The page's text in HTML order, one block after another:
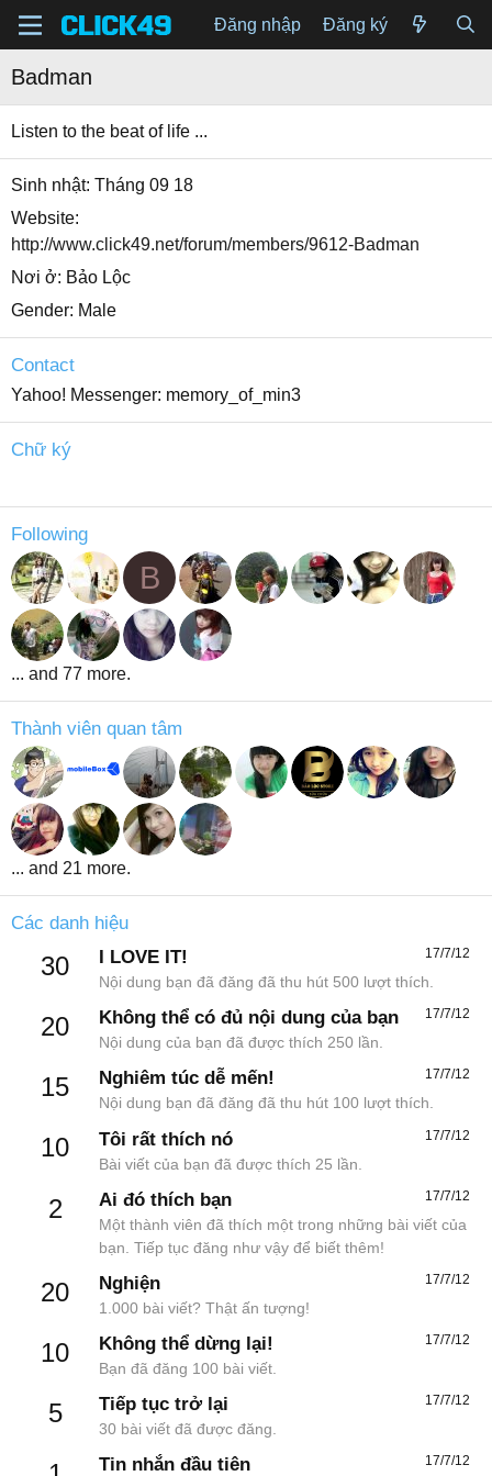
Đăng nhập Đăng ký
Badman
Listen to the beat of life ...
Sinh nhật Tháng 09 18
Website
http://www.click49.net/forum/members/9612-Badman
Nơi ở
Bảo Lộc
Gender Male
Contact
Yahoo! Messenger memory_of_min3
Chữ ký
Following
B
... and 77 more.
Thành viên quan tâm
... and 21 more.
Các danh hiệu
30 17/7/12
I LOVE IT!
Nội dung bạn đã đăng đã thu hút 500 lượt thích.
20 17/7/12
Không thể có đủ nội dung của bạn
Nội dung của bạn đã được thích 250 lần.
15 17/7/12
Nghiêm túc dễ mến!
Nội dung bạn đã đăng đã thu hút 100 lượt thích.
10 17/7/12
Tôi rất thích nó
Bài viết của bạn đã được thích 25 lần.
2 17/7/12
Ai đó thích bạn
Một thành viên đã thích một trong những bài viết của
bạn. Tiếp tục đăng như vậy để biết thêm!
20 17/7/12
Nghiện
1.000 bài viết? Thật ấn tượng!
10 17/7/12
Không thể dừng lại!
Bạn đã đăng 100 bài viết.
5 17/7/12
Tiếp tục trở lại
30 bài viết đã được đăng.
17/7/12
Tin nhắn đầu tiên